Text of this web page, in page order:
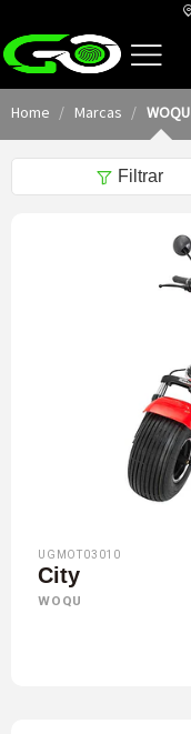
Home Marcas WOQU
Filtrar
UGMOT03010
City
WOQU